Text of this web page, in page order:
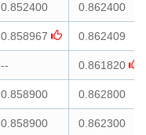
0.852400 0.862400
0.858967 0.862409
-- 0.861820
0.858900 0.862800
0.858900 0.862300